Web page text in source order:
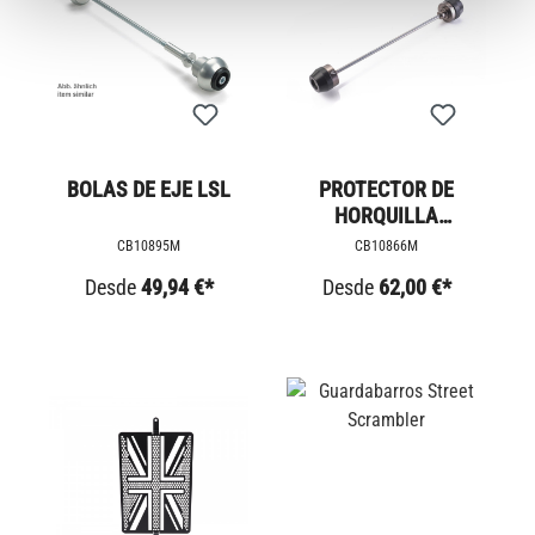
BOLAS DE EJE LSL
CB10895M
Desde49,94 €*
PROTECTOR DE
HORQUILLA
MECANIZADO POR
CB10866M
Desde 62,00 €*